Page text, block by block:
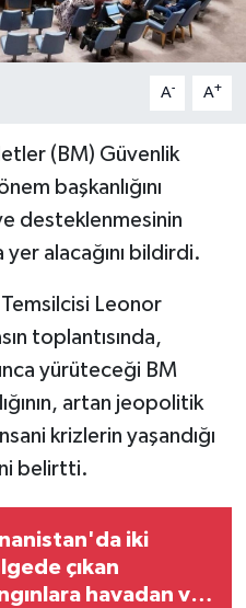
A- A+
(BM) Güvenlik
başkanlığını
desteklenmesinin
yer alacağını bildirdi.
Leonor
toplantısında,
yürüteceği BM
artan jeopolitik
krizlerin yaşandığı
belirtti.
iki
çıkan
havadan ve